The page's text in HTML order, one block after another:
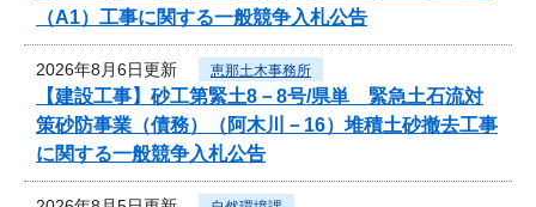
（A1）工事に関する一般競争入札公告
2026年8月6日更新 恵那土木事務所
【建設工事】砂工第緊土8－8号/県単 緊急土石流対
策砂防事業（債務）（阿木川－16）堆積土砂撤去工事
に関する一般競争入札公告